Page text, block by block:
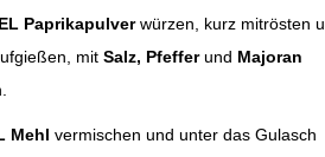
Paprikapulverwürzen, kurz mitrösten
mit Salz, Pfefferund Majoran
Mehl vermischen und unter das Gulasch